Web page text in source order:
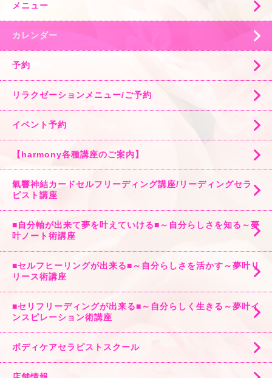
メニュー
カレンダー
予約
リラクゼーションメニュー/ご予約
イベント予約
【harmony各種講座のご案内】
氣響神結カードセルフリーディング講座/リーディングセラ
ピスト講座
■自分軸が出来て夢を叶えていける■～自分らしさを知る～夢
叶ノート術講座
■セルフヒーリングが出来る■～自分らしさを活かす～夢叶リ
リース術講座
■セリフリーディングが出来る■～自分らしく生きる～夢叶イ
ンスピレーション術講座
ボディケアセラピストスクール